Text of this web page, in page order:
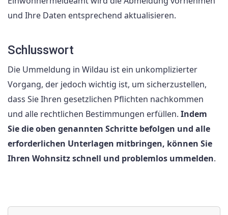
und Ihre Daten entsprechend aktualisieren.
Schlusswort
Die Ummeldung in Wildau ist ein unkomplizierter
Vorgang, der jedoch wichtig ist, um sicherzustellen,
dass Sie Ihren gesetzlichen Pflichten nachkommen
und alle rechtlichen Bestimmungen erfüllen. Indem
Sie die oben genannten Schritte befolgen und alle
erforderlichen Unterlagen mitbringen, können Sie
Ihren Wohnsitz schnell und problemlos ummelden.